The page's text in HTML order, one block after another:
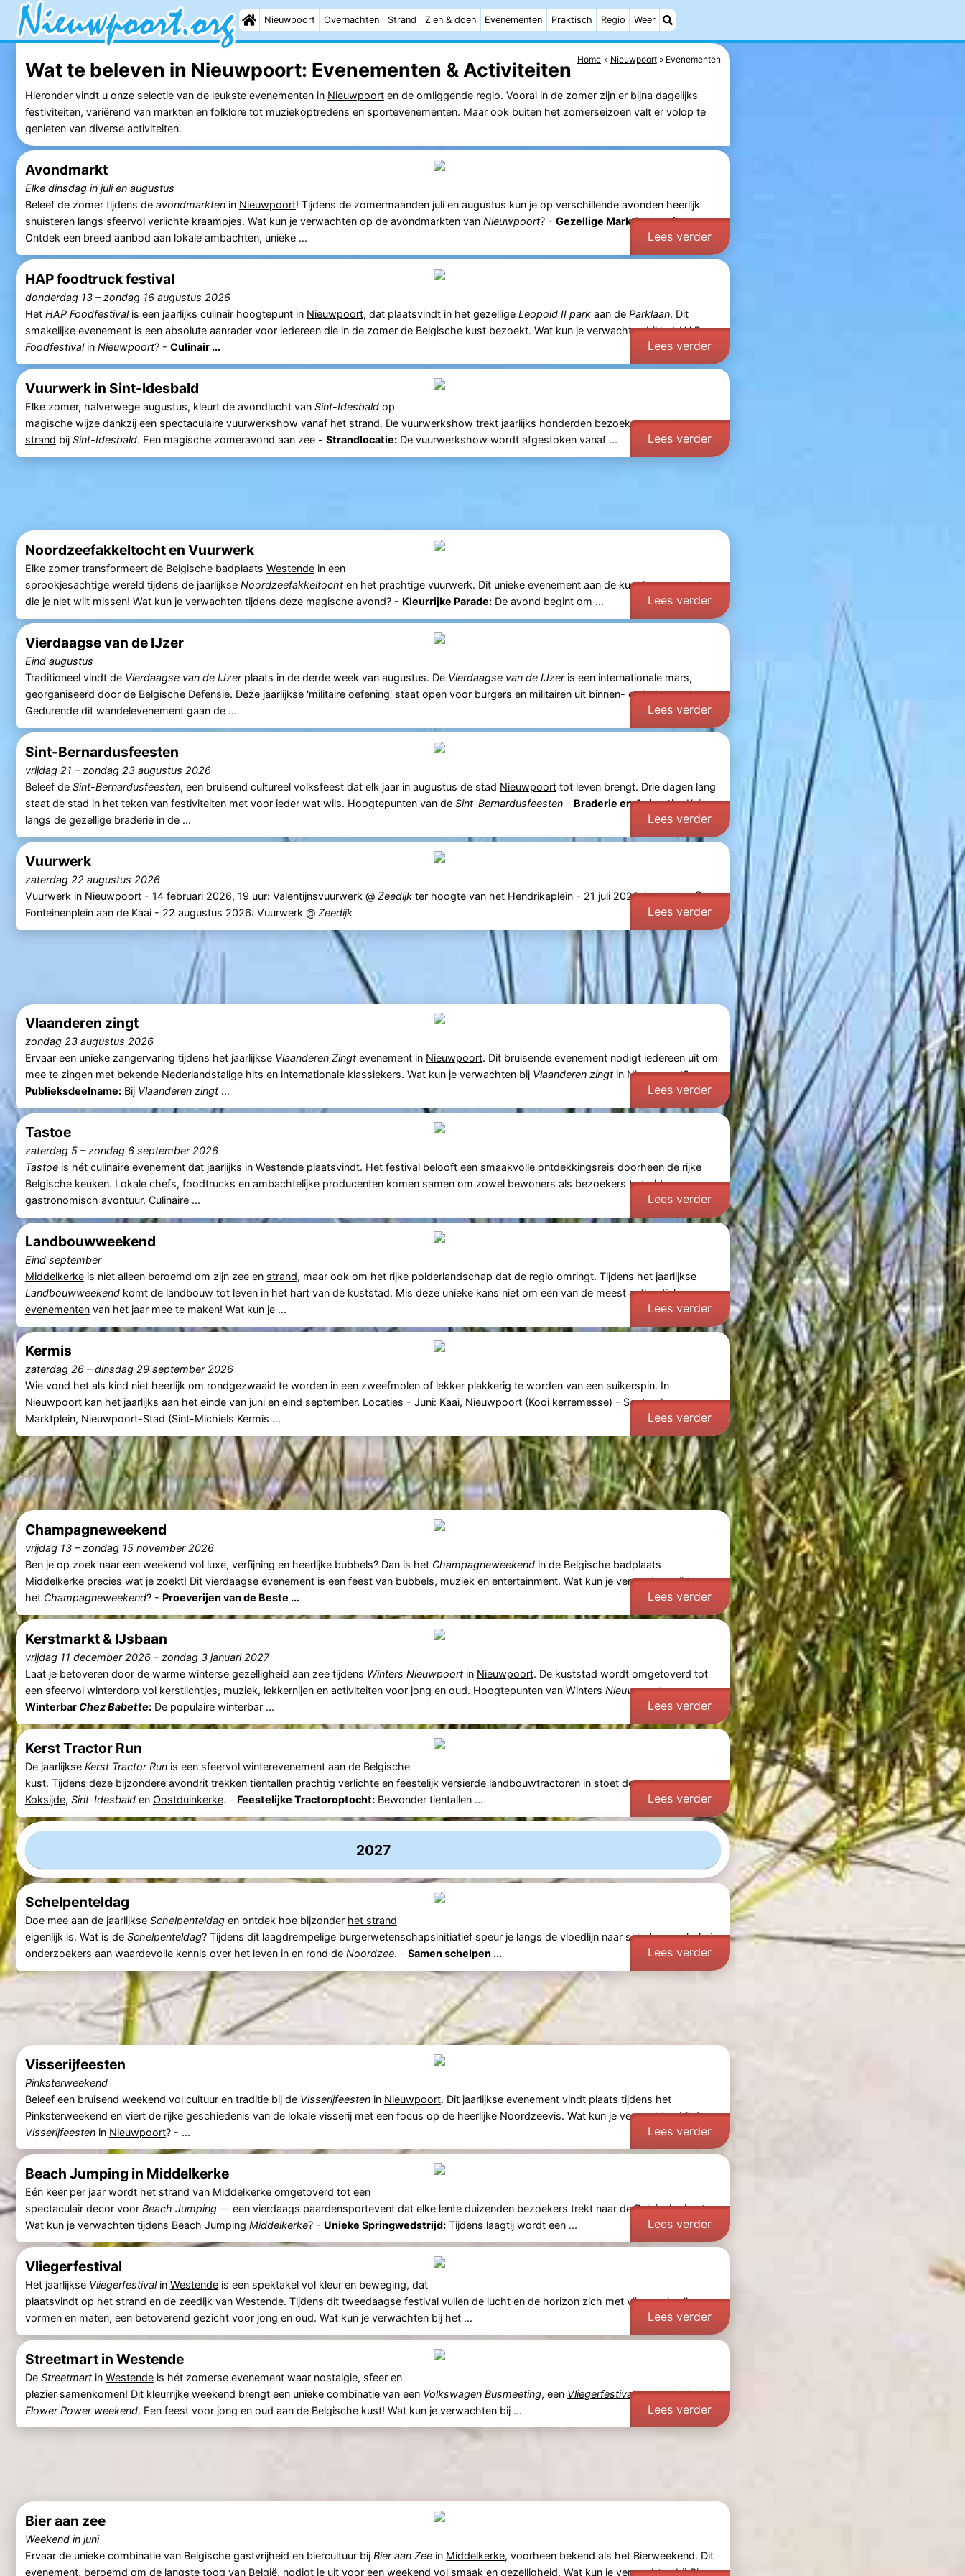
Nieuwpoort Overnachten Strand Zien & doen Evenementen Praktisch Regio Weer
Home Nieuwpoort Evenementen
Wat te beleven in Nieuwpoort: Evenementen & Activiteiten
Hieronder vindt u onze selectie van de leukste evenementen in Nieuwpoorten de omliggende regio. Vooral in de zomer zijn er bijna dagelijks
festiviteiten, variërend van markten en folklore tot muziekoptredens en sportevenementen. Maar ook buiten het zomerseizoen valt er volop te
genieten van diverse activiteiten.
Avondmarkt
Elke dinsdag in juli en augustus
Beleef de zomer tijdens de avondmarktenin Nieuwpoort! Tijdens de zomermaanden juli en augustus kun je op verschillende avonden heerlijk
snuisteren langs sfeervol verlichte kraampjes. Wat kun je verwachten op de avondmarkten van Nieuwpoort? - Gezellige Marktkraampjes:
Ontdek een breed aanbod aan lokale ambachten, unieke ...
Lees verder
HAP foodtruck festival
donderdag 13–zondag 16 augustus 2026
Het HAP Foodfestivalis een jaarlijks culinair hoogtepunt in Nieuwpoort, dat plaatsvindt in het gezellige Leopold II parkaan de Parklaan. Dit
smakelijke evenement is een absolute aanrader voor iedereen die in de zomer de Belgische kust bezoekt. Wat kun je verwachten bij hetHAP
Foodfestivalin Nieuwpoort? - Culinair ... Lees verder
Vuurwerk in Sint-Idesbald
Elke zomer, halverwege augustus, kleurt de avondlucht van Sint-Idesbaldop
magische wijze dankzij een spectaculaire vuurwerkshow vanaf het strand. De vuurwerkshow trekt jaarlijks honderden bezoekers naarhet
strand bij Sint-Idesbald. Een magische zomeravond aan zee - Strandlocatie:De vuurwerkshow wordt afgestoken vanaf ... Lees verder
Noordzeefakkeltocht en Vuurwerk
Elke zomer transformeert de Belgische badplaats Westendein een
sprookjesachtige wereld tijdens de jaarlijkse Noordzeefakkeltochten het prachtige vuurwerk. Dit unieke evenement aan de kust is een ervaring
die je niet wilt missen! Wat kun je verwachten tijdens deze magische avond? - Kleurrijke Parade:De avond begint om ... Lees verder
Vierdaagse van de IJzer
Eind augustus
Traditioneel vindt de Vierdaagse van de IJzerplaats in de derde week van augustus. De Vierdaagse van de IJzeris een internationale mars,
georganiseerd door de Belgische Defensie. Deze jaarlijkse 'militaire oefening' staat open voor burgers en militairen uit binnen- en buitenland.
Gedurende dit wandelevenement gaan de ...
Lees verder
Sint-Bernardusfeesten
vrijdag 21 –zondag 23 augustus 2026
Beleef de Sint-Bernardusfeesten, een bruisend cultureel volksfeest dat elk jaar in augustus de stad Nieuwpoorttot leven brengt. Drie dagen lang
staat de stad in het teken van festiviteiten met voor ieder wat wils. Hoogtepunten van de Sint-Bernardusfeesten- Braderie en Animatie:Kuier
langs de gezellige braderie in de ...
Lees verder
Vuurwerk
zaterdag 22 augustus 2026
Vuurwerk in Nieuwpoort - 14 februari 2026, 19 uur: Valentijnsvuurwerk @ Zeedijkter hoogte van het Hendrikaplein - 21 juli 2026: Vuurwerk @
Fonteinenplein aan de Kaai - 22 augustus 2026: Vuurwerk @ Zeedijk Lees verder
Vlaanderen zingt
zondag 23 augustus 2026
Ervaar een unieke zangervaring tijdens het jaarlijkse Vlaanderen Zingtevenement in Nieuwpoort. Dit bruisende evenement nodigt iedereen uit om
mee te zingen met bekende Nederlandstalige hits en internationale klassiekers. Wat kun je verwachten bij Vlaanderen zingtin Nieuwpoort? -
Publieksdeelname:Bij Vlaanderen zingt... Lees verder
Tastoe
zaterdag 5–zondag 6 september 2026
Tastoeis hét culinaire evenement dat jaarlijks in Westendeplaatsvindt. Het festival belooft een smaakvolle ontdekkingsreis doorheen de rijke
Belgische keuken. Lokale chefs, foodtrucks en ambachtelijke producenten komen samen om zowel bewoners als bezoekers te trakteren op een
gastronomisch avontuur. Culinaire ...
Lees verder
Landbouwweekend
Eind september
Middelkerkeis niet alleen beroemd om zijn zee en strand, maar ook om het rijke polderlandschap dat de regio omringt. Tijdens het jaarlijkse
Landbouwweekendkomt de landbouw tot leven in het hart van de kuststad. Mis deze unieke kans niet om een van de meest authentieke
evenementenvan het jaar mee te maken! Wat kun je ... Lees verder
Kermis
zaterdag 26–dinsdag 29 september 2026
Wie vond het als kind niet heerlijk om rondgezwaaid te worden in een zweefmolen of lekker plakkerig te worden van een suikerspin. In
Nieuwpoortkan het jaarlijks aan het einde van juni en eind september. Locaties - Juni: Kaai, Nieuwpoort (Kooi kerremesse) - September:
Marktplein, Nieuwpoort-Stad (Sint-Michiels Kermis ...
Lees verder
Champagneweekend
vrijdag 13–zondag 15 november 2026
Ben je op zoek naar een weekend vol luxe, verfijning en heerlijke bubbels? Dan is het Champagneweekendin de Belgische badplaats
Middelkerkeprecies wat je zoekt! Dit vierdaagse evenement is een feest van bubbels, muziek en entertainment. Wat kun je verwachten tijdens
het Champagneweekend? - Proeverijen van de Beste ... Lees verder
Kerstmarkt & IJsbaan
vrijdag 11 december 2026–zondag 3 januari 2027
Laat je betoveren door de warme winterse gezelligheid aan zee tijdens Winters Nieuwpoortin Nieuwpoort. De kuststad wordt omgetoverd tot
een sfeervol winterdorp vol kerstlichtjes, muziek, lekkernijen en activiteiten voor jong en oud. Hoogtepunten van Winters Nieuwpoort-
Winterbar Chez Babette:De populaire winterbar ... Lees verder
Kerst Tractor Run
De jaarlijkse Kerst Tractor Runis een sfeervol winterevenement aan de Belgische
kust. Tijdens deze bijzondere avondrit trekken tientallen prachtig verlichte en feestelijk versierde landbouwtractoren in stoet door de straten van
Koksijde, Sint-Idesbalden Oostduinkerke. - Feestelijke Tractoroptocht:Bewonder tientallen ... Lees verder
2027
Schelpenteldag
Doe mee aan de jaarlijkse Schelpenteldagen ontdek hoe bijzonder het strand
eigenlijk is. Wat is de Schelpenteldag? Tijdens dit laagdrempelige burgerwetenschapsinitiatief speur je langs de vloedlijn naar schelpen en help je
onderzoekers aan waardevolle kennis over het leven in en rond de Noordzee. - Samen schelpen ... Lees verder
Visserijfeesten
Pinksterweekend
Beleef een bruisend weekend vol cultuur en traditie bij de Visserijfeestenin Nieuwpoort. Dit jaarlijkse evenement vindt plaats tijdens het
Pinksterweekend en viert de rijke geschiedenis van de lokale visserij met een focus op de heerlijke Noordzeevis. Wat kun je verwachten bij de
Visserijfeestenin Nieuwpoort? - ... Lees verder
Beach Jumping in Middelkerke
Eén keer per jaar wordt het strand van Middelkerkeomgetoverd tot een
spectaculair decor voor Beach Jumping— een vierdaags paardensportevent dat elke lente duizenden bezoekers trekt naar de Belgische kust.
Wat kun je verwachten tijdens Beach Jumping Middelkerke? - Unieke Springwedstrijd:Tijdens laagtijwordt een ... Lees verder
Vliegerfestival
Het jaarlijkse Vliegerfestivalin Westendeis een spektakel vol kleur en beweging, dat
plaatsvindt op het strand en de zeedijk van Westende. Tijdens dit tweedaagse festival vullen de lucht en de horizon zich met vliegers in alle
vormen en maten, een betoverend gezicht voor jong en oud. Wat kun je verwachten bij het ...
Lees verder
Streetmart in Westende
De Streetmartin Westendeis hét zomerse evenement waar nostalgie, sfeer en
plezier samenkomen! Dit kleurrijke weekend brengt een unieke combinatie van een Volkswagen Busmeeting, een Vliegerfestivalen een bruisend
Flower Power weekend. Een feest voor jong en oud aan de Belgische kust! Wat kun je verwachten bij ... Lees verder
Bier aan zee
Weekend in juni
Ervaar de unieke combinatie van Belgische gastvrijheid en biercultuur bij Bier aan Zeein Middelkerke, voorheen bekend als het Bierweekend. Dit
evenement, beroemd om de langste toog van België, nodigt je uit voor een weekend vol smaak en gezelligheid. Wat kun je verwachten bijBier